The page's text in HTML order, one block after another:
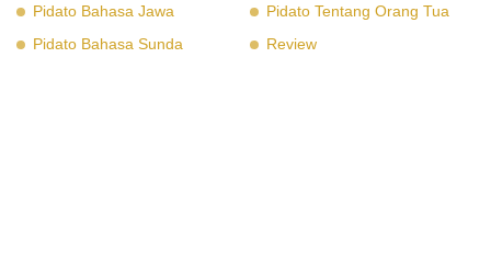
Pidato Bahasa Jawa
Pidato Bahasa Sunda
Pidato Tentang Orang Tua
Review